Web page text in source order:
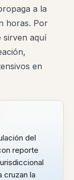
a la
horas. Por
sirven aquí
en
del
reporte
cruzan la